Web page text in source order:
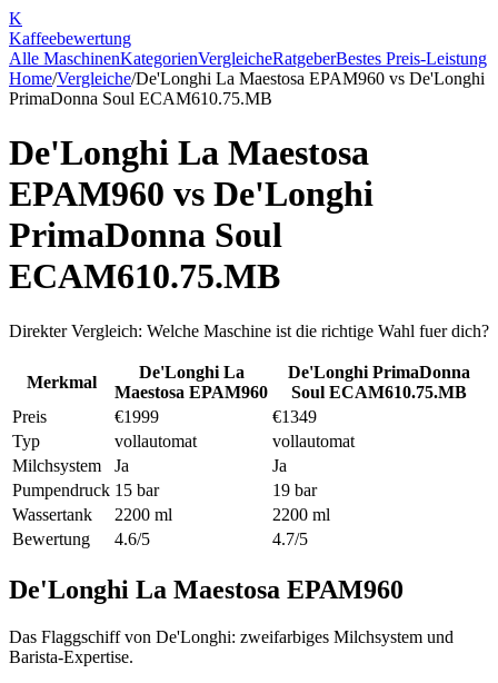
K
Kaffeebewertung
Alle MaschinenKategorienVergleicheRatgeberBestes Preis-Leistung
Home/Vergleiche/De'Longhi La Maestosa EPAM960 vs De'Longhi
PrimaDonna Soul ECAM610.75.MB
De'Longhi La Maestosa
EPAM960 vs De'Longhi
PrimaDonna Soul
ECAM610.75.MB
Direkter Vergleich: Welche Maschine ist die richtige Wahl fuer dich?
Merkmal
De'Longhi La
Maestosa EPAM960
De'Longhi PrimaDonna
Soul ECAM610.75.MB
Preis
€1999
€1349
Typ
vollautomat
vollautomat
Milchsystem
Ja
Ja
Pumpendruck 15 bar
19 bar
Wassertank
2200 ml
2200 ml
Bewertung
4.6/5 4.7/5
De'Longhi La Maestosa EPAM960
Das Flaggschiff von De'Longhi: zweifarbiges Milchsystem und
Barista-Expertise.